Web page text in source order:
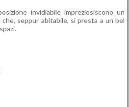
invidiabile impreziosiscono un
seppur abitabile, si presta a un bel